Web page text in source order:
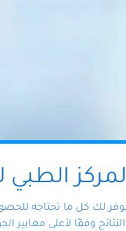
الطبي
لك كل ما تحتاجه
وفقًا لأعلى معايير